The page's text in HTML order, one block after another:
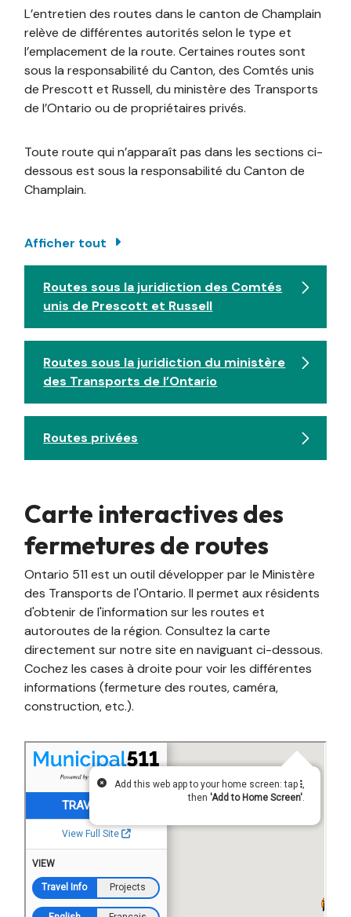
L’entretien des routes dans le canton de Champlain
relève de différentes autorités selon le type et
l’emplacement de la route. Certaines routes sont
sous la responsabilité du Canton, des Comtés unis
de Prescott et Russell, du ministère des Transports
de l’Ontario ou de propriétaires privés.
Toute route qui n’apparaît pas dans les sections ci-
dessous est sous la responsabilité du Canton de
Champlain.
Afficher tout
Routes sous la juridiction des Comtés
unis de Prescott et Russell
Routes sous la juridiction du ministère
des Transports de l’Ontario
Routes privées
Carte interactives des
fermetures de routes
Ontario 511 est un outil développer par le Ministère
des Transports de l'Ontario. Il permet aux résidents
d'obtenir de l'information sur les routes et
autoroutes de la région. Consultez la carte
directement sur notre site en naviguant ci-dessous.
Cochez les cases à droite pour voir les différentes
informations (fermeture des routes, caméra,
construction, etc.).